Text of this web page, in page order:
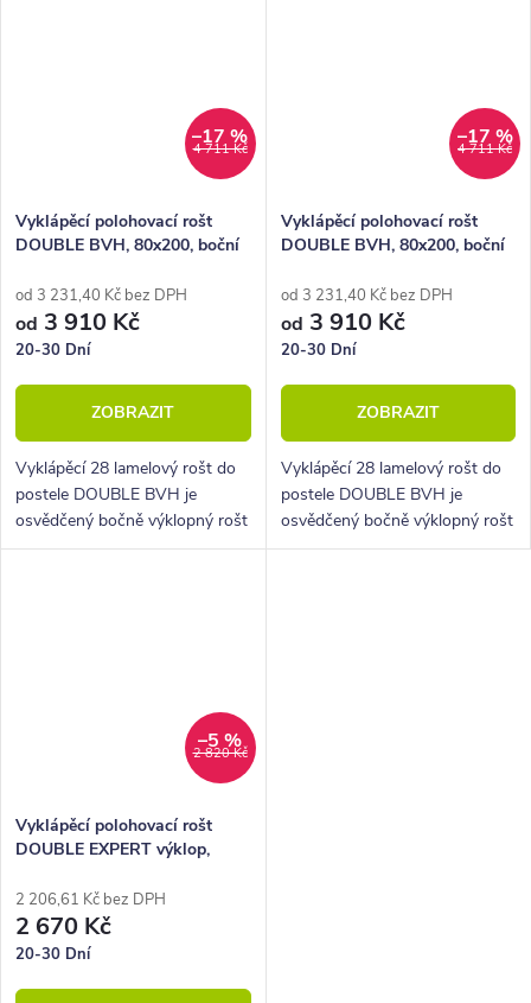
4 711 Kč
–17 %
Vyklápěcí polohovací rošt
DOUBLE BVH, 80x200, boční
od 3 231,40 Kč bez DPH
od 3 910 Kč
20-30 Dní
ZOBRAZIT
Vyklápěcí 28 lamelový rošt do
postele DOUBLE BVH je
osvědčený bočně výklopný rošt
s možností polohování hlavy.
4 711 Kč
–17 %
Vyklápěcí polohovací rošt
DOUBLE BVH, 80x200, boční
od 3 231,40 Kč bez DPH
od 3 910 Kč
20-30 Dní
ZOBRAZIT
Vyklápěcí 28 lamelový rošt do
postele DOUBLE BVH je
osvědčený bočně výklopný rošt
s možností polohování hlavy.
2 820 Kč
–5 %
Vyklápěcí polohovací rošt
DOUBLE EXPERT výklop,
2 206,61 Kč bez DPH
2 670 Kč
20-30 Dní